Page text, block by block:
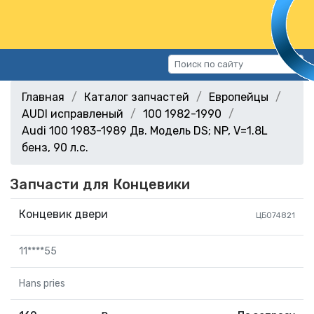
Каталог запчастей
Автомобили
Подбор запчастей
г.Волгоград, ул.Казахская, 11
+7 (961) 682-84-90
Главная Каталог запчастей
Европейцы
AUDI исправленый
100 1982-1990
Audi 100 1983-1989 Дв. Модель DS; NP, V=1.8L
бенз, 90 л.с.
Запчасти для Концевики
Концевик двери ЦБ074821
11****55
Hans pries